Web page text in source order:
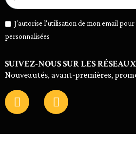
J’autorise l'utilisation de mon email
personnalisées
SUIVEZ-NOUS SUR LES RÉSEAUX
Nouveautés, avant-premières,